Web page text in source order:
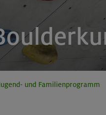
und Familienprogramm